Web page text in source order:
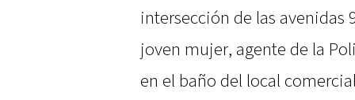
intersección de las avenidas
joven mujer, agente de la
en el baño del local